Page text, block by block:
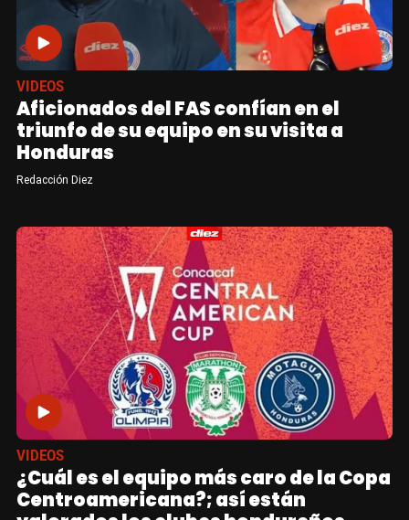
VIDEOS
Aficionados del FAS confían en el
triunfo de su equipo en su visita a
Honduras
Redacción Diez
VIDEOS
¿Cuál es el equipo más caro de la Copa
Centroamericana?; así están